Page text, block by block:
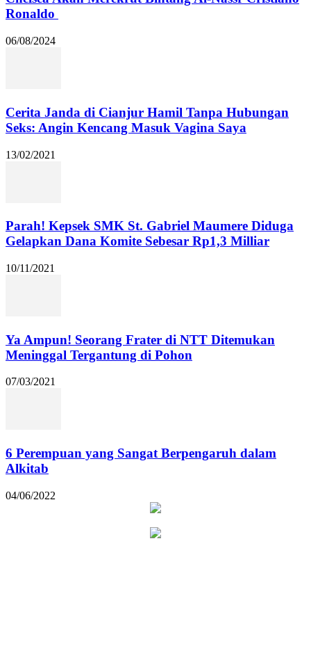
Ronaldo
06/08/2024
Cerita Janda di Cianjur Hamil Tanpa Hubungan
Seks: Angin Kencang Masuk Vagina Saya
13/02/2021
Parah! Kepsek SMK St. Gabriel Maumere Diduga
Gelapkan Dana Komite Sebesar Rp1,3 Milliar
10/11/2021
Ya Ampun! Seorang Frater di NTT Ditemukan
Meninggal Tergantung di Pohon
07/03/2021
6 Perempuan yang Sangat Berpengaruh dalam
Alkitab
04/06/2022